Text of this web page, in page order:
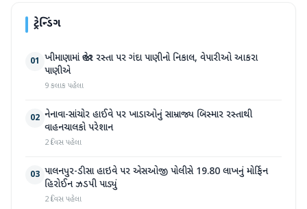
ટ્રેન્ડિંગ
01 ખીમાણામાં જાહેર રસ્તા પર ગંદા પાણીનો નિકાલ, વેપારીઓ આકરા
પાણીએ
9 કલાક પહેલા
02 નેનાવા-સાંચોર હાઈવે પર ખાડાઓનું સામ્રાજ્ય બિસ્માર રસ્તાથી
વાહનચાલકો પરેશાન
2 દિવસ પહેલા
03 પાલનપુર-ડીસા હાઇવે પર એસઓજી પોલીસે 19.80 લાખનું મોર્ફિન
હિરોઈન ઝડપી પાડ્યું
2 દિવસ પહેલા